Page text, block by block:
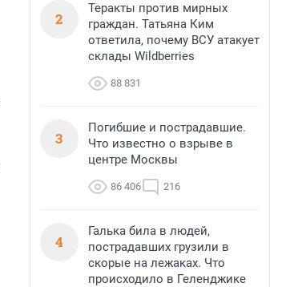
2
Теракты против мирных
граждан. Татьяна Ким
ответила, почему ВСУ атакует
склады Wildberries
88 831
3
Погибшие и пострадавшие.
Что известно о взрыве в
центре Москвы
86 406 216
4
Галька била в людей,
пострадавших грузили в
скорые на лежаках. Что
происходило в Геленджике